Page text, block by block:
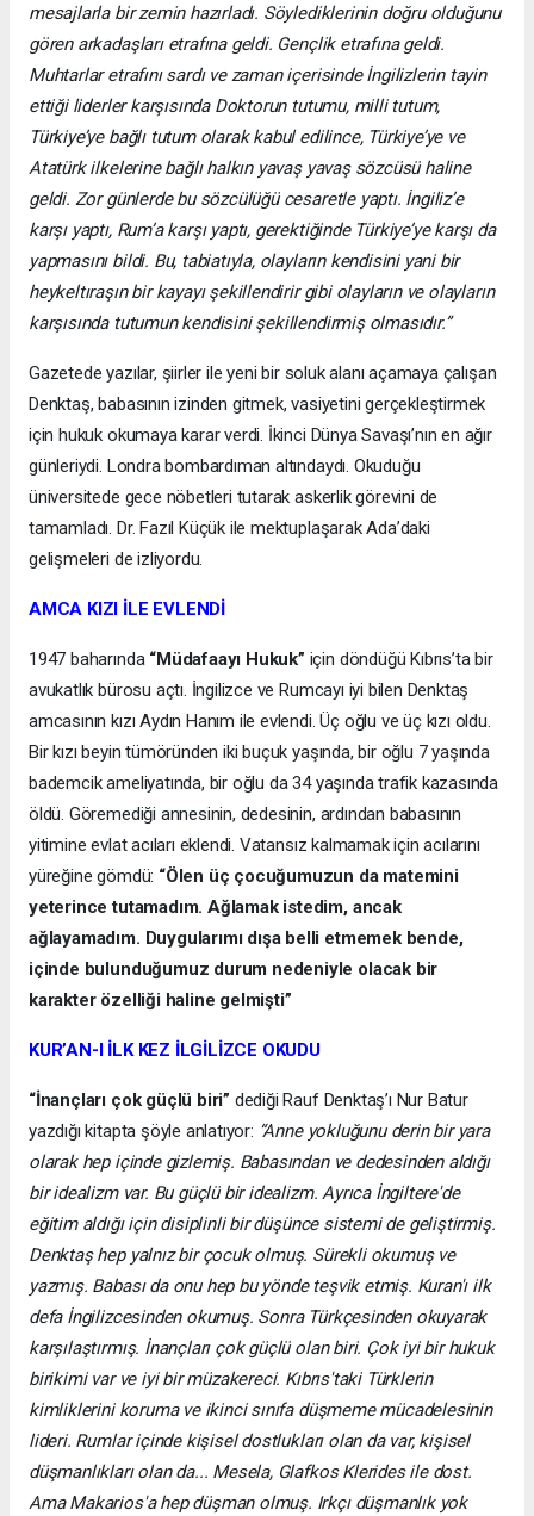
mesajlarla bir zemin hazırladı. Söylediklerinin doğru olduğunu
gören arkadaşları etrafına geldi. Gençlik etrafına geldi.
Muhtarlar etrafını sardı ve zaman içerisinde İngilizlerin tayin
ettiği liderler karşısında Doktorun tutumu, milli tutum,
Türkiye’ye bağlı tutum olarak kabul edilince, Türkiye’ye ve
Atatürk ilkelerine bağlı halkın yavaş yavaş sözcüsü haline
geldi. Zor günlerde bu sözcülüğü cesaretle yaptı. İngiliz’e
karşı yaptı, Rum’a karşı yaptı, gerektiğinde Türkiye’ye karşı da
yapmasını bildi. Bu, tabiatıyla, olayların kendisini yani bir
heykeltıraşın bir kayayı şekillendirir gibi olayların ve olayların
karşısında tutumun kendisini şekillendirmiş olmasıdır.”
Gazetede yazılar, şiirler ile yeni bir soluk alanı açamaya çalışan
Denktaş, babasının izinden gitmek, vasiyetini gerçekleştirmek
için hukuk okumaya karar verdi. İkinci Dünya Savaşı’nın en ağır
günleriydi. Londra bombardıman altındaydı. Okuduğu
üniversitede gece nöbetleri tutarak askerlik görevini de
tamamladı. Dr. Fazıl Küçük ile mektuplaşarak Ada’daki
gelişmeleri de izliyordu.
AMCA KIZI İLE EVLENDİ
1947 baharında “Müdafaayı Hukuk” için döndüğü Kıbrıs’ta bir
avukatlık bürosu açtı. İngilizce ve Rumcayı iyi bilen Denktaş
amcasının kızı Aydın Hanım ile evlendi. Üç oğlu ve üç kızı oldu.
Bir kızı beyin tümöründen iki buçuk yaşında, bir oğlu 7 yaşında
bademcik ameliyatında, bir oğlu da 34 yaşında trafik kazasında
öldü. Göremediği annesinin, dedesinin, ardından babasının
yitimine evlat acıları eklendi. Vatansız kalmamak için acılarını
yüreğine gömdü: “Ölen üç çocuğumuzun da matemini
yeterince tutamadım. Ağlamak istedim, ancak
ağlayamadım. Duygularımı dışa belli etmemek bende,
içinde bulunduğumuz durum nedeniyle olacak bir
karakter özelliği haline gelmişti”
KUR’AN-I İLK KEZ İLGİLİZCE OKUDU
“İnançları çok güçlü biri” dediği Rauf Denktaş’ı Nur Batur
yazdığı kitapta şöyle anlatıyor: “Anne yokluğunu derin bir yara
olarak hep içinde gizlemiş. Babasından ve dedesinden aldığı
bir idealizm var. Bu güçlü bir idealizm. Ayrıca İngiltere'de
eğitim aldığı için disiplinli bir düşünce sistemi de geliştirmiş.
Denktaş hep yalnız bir çocuk olmuş. Sürekli okumuş ve
yazmış. Babası da onu hep bu yönde teşvik etmiş. Kuran'ı ilk
defa İngilizcesinden okumuş. Sonra Türkçesinden okuyarak
karşılaştırmış. İnançları çok güçlü olan biri. Çok iyi bir hukuk
birikimi var ve iyi bir müzakereci. Kıbrıs'taki Türklerin
kimliklerini koruma ve ikinci sınıfa düşmeme mücadelesinin
lideri. Rumlar içinde kişisel dostlukları olan da var, kişisel
düşmanlıkları olan da... Mesela, Glafkos Klerides ile dost.
Ama Makarios'a hep düşman olmuş. Irkçı düşmanlık yok